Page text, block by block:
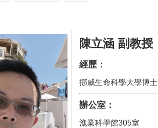
陳立涵 副教授
經歷：
挪威生命科學大學博士
辦公室：
漁業科學館305室